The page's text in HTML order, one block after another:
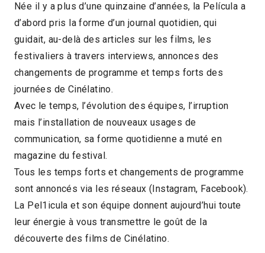
Née il y a plus d’une quinzaine d’années, la Película a
d’abord pris la forme d’un journal quotidien, qui
guidait, au-delà des articles sur les films, les
festivaliers à travers interviews, annonces des
changements de programme et temps forts des
journées de Cinélatino.
Avec le temps, l’évolution des équipes, l’irruption
mais l’installation de nouveaux usages de
communication, sa forme quotidienne a muté en
magazine du festival.
Tous les temps forts et changements de programme
sont annoncés via les réseaux (Instagram, Facebook).
La Pel1icula et son équipe donnent aujourd’hui toute
leur énergie à vous transmettre le goût de la
découverte des films de Cinélatino.